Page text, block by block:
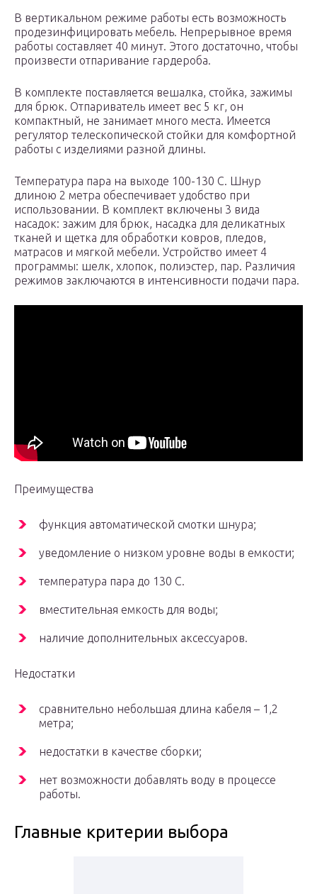
В вертикальном режиме работы есть возможность
продезинфицировать мебель. Непрерывное время
работы составляет 40 минут. Этого достаточно, чтобы
произвести отпаривание гардероба.
В комплекте поставляется вешалка, стойка, зажимы
для брюк. Отпариватель имеет вес 5 кг, он
компактный, не занимает много места. Имеется
регулятор телескопической стойки для комфортной
работы с изделиями разной длины.
Температура пара на выходе 100-130 С. Шнур
длиною 2 метра обеспечивает удобство при
использовании. В комплект включены 3 вида
насадок: зажим для брюк, насадка для деликатных
тканей и щетка для обработки ковров, пледов,
матрасов и мягкой мебели. Устройство имеет 4
программы: шелк, хлопок, полиэстер, пар. Различия
режимов заключаются в интенсивности подачи пара.
Преимущества
функция автоматической смотки шнура;
уведомление о низком уровне воды в емкости;
температура пара до 130 С.
вместительная емкость для воды;
наличие дополнительных аксессуаров.
Недостатки
сравнительно небольшая длина кабеля – 1,2
метра;
недостатки в качестве сборки;
нет возможности добавлять воду в процессе
работы.
Главные критерии выбора